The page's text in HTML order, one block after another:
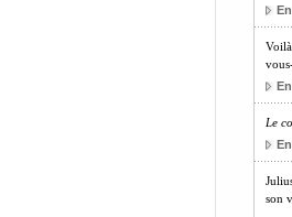
Le
son